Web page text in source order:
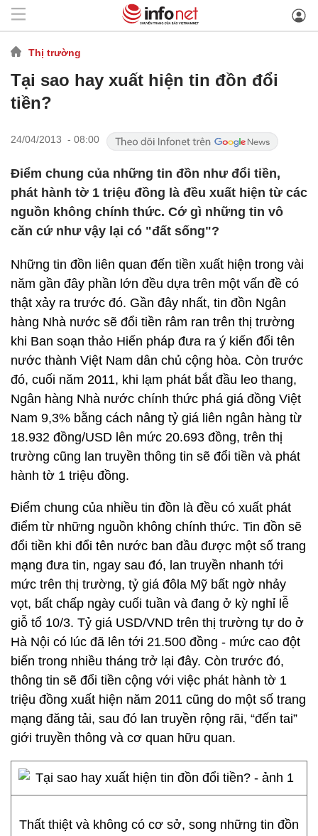
Thị trường
Tại sao hay xuất hiện tin đồn đổi
tiền?
24/04/2013 - 08:00
Điểm chung của những tin đồn như đổi tiền,
phát hành tờ 1 triệu đồng là đều xuất hiện từ các
nguồn không chính thức. Cớ gì những tin vô
căn cứ như vậy lại có "đất sống"?
Những tin đồn liên quan đến tiền xuất hiện trong vài
năm gần đây phần lớn đều dựa trên một vấn đề có
thật xảy ra trước đó. Gần đây nhất, tin đồn Ngân
hàng Nhà nước sẽ đổi tiền râm ran trên thị trường
khi Ban soạn thảo Hiến pháp đưa ra ý kiến đổi tên
nước thành Việt Nam dân chủ cộng hòa. Còn trước
đó, cuối năm 2011, khi lạm phát bắt đầu leo thang,
Ngân hàng Nhà nước chính thức phá giá đồng Việt
Nam 9,3% bằng cách nâng tỷ giá liên ngân hàng từ
18.932 đồng/USD lên mức 20.693 đồng, trên thị
trường cũng lan truyền thông tin sẽ đổi tiền và phát
hành tờ 1 triệu đồng.
Điểm chung của nhiều tin đồn là đều có xuất phát
điểm từ những nguồn không chính thức. Tin đồn sẽ
đổi tiền khi đổi tên nước ban đầu được một số trang
mạng đưa tin, ngay sau đó, lan truyền nhanh tới
mức trên thị trường, tỷ giá đôla Mỹ bất ngờ nhảy
vọt, bất chấp ngày cuối tuần và đang ở kỳ nghỉ lễ
giỗ tổ 10/3. Tỷ giá USD/VND trên thị trường tự do ở
Hà Nội có lúc đã lên tới 21.500 đồng - mức cao đột
biến trong nhiều tháng trở lại đây. Còn trước đó,
thông tin sẽ đổi tiền cộng với việc phát hành tờ 1
triệu đồng xuất hiện năm 2011 cũng do một số trang
mạng đăng tải, sau đó lan truyền rộng rãi, “đến tai”
giới truyền thông và cơ quan hữu quan.
Thất thiệt và không có cơ sở, song những tin đồn